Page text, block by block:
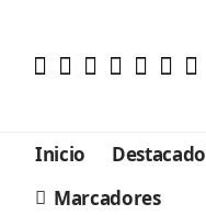
Inicio Destacado
Marcadores